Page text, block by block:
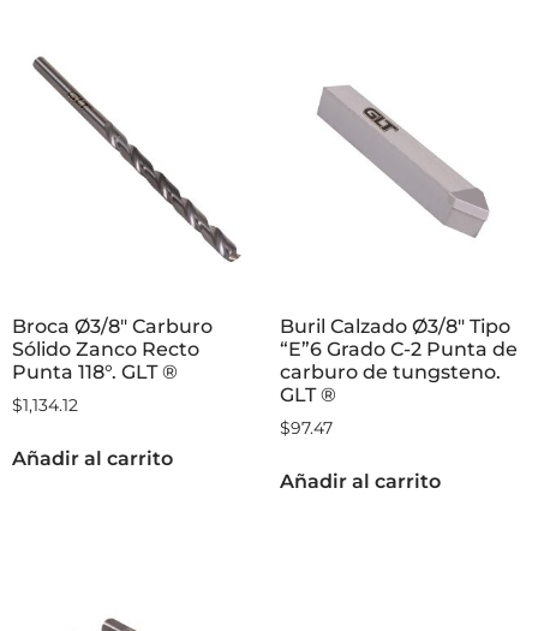
Broca Ø3/8″ Carburo
Sólido Zanco Recto
Punta 118°. GLT ®
$1,134.12
Añadir al carrito
Buril Calzado Ø3/8″ Tipo
“E”6 Grado C-2 Punta de
carburo de tungsteno.
GLT ®
$97.47
Añadir al carrito